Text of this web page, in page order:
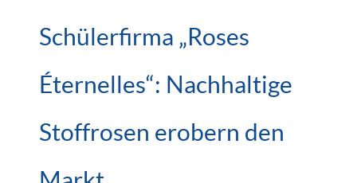
Schülerfirma „Roses
Éternelles“: Nachhaltige
Stoffrosen erobern den